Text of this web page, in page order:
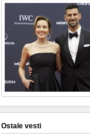
Ostale vesti